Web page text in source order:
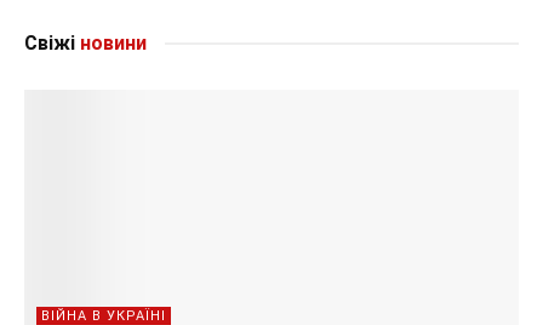
Свіжі новини
ВІЙНА В УКРАЇНІ